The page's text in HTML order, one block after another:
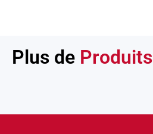
Plus de Produits